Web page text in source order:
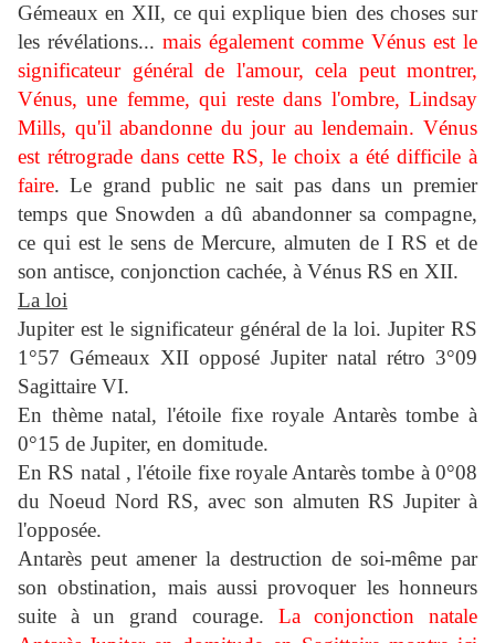
Gémeaux en XII, ce qui explique bien des choses sur
les révélations... mais également comme Vénus est le
significateur général de l'amour, cela peut montrer,
Vénus, une femme, qui reste dans l'ombre, Lindsay
Mills, qu'il abandonne du jour au lendemain. Vénus
est rétrograde dans cette RS, le choix a été difficile à
faire. Le grand public ne sait pas dans un premier
temps que Snowden a dû abandonner sa compagne,
ce qui est le sens de Mercure, almuten de I RS et de
son antisce, conjonction cachée, à Vénus RS en XII.
La loi
Jupiter est le significateur général de la loi.Jupiter RS
1°57 Gémeaux XII opposé Jupiter natal rétro 3°09
Sagittaire VI.
En thème natal, l'étoile fixe royale Antarès tombe à
0°15 de Jupiter, en domitude.
En RS natal , l'étoile fixe royale Antarès tombe à 0°08
du Noeud Nord RS, avec son almuten RS Jupiter à
l'opposée.
Antarès peut amener la destruction de soi-même par
son obstination, mais aussi provoquer les honneurs
suite à un grand courage. La conjonction natale